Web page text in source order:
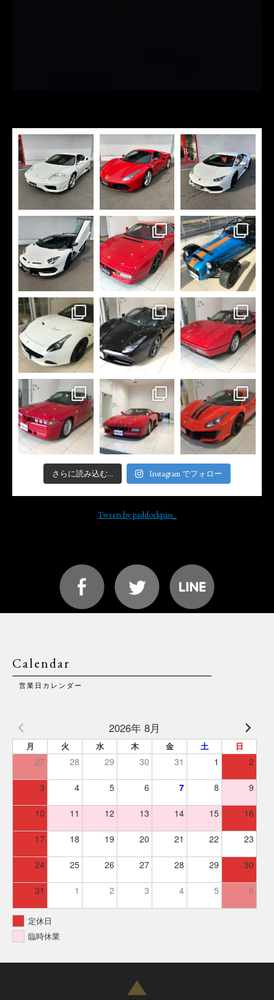
さらに読み込む... Instagram でフォロー
Tweets by paddockpass_
Calendar
営業日カレンダー
2026年 8月
月 火 水 木 金 土 日
27 28 29 30 31 1 2
3 4 5 6 7 8 9
10 11 12 13 14 15 16
17 18 19 20 21 22 23
24 25 26 27 28 29 30
31 1 2 3 4 5 6
定休日
臨時休業